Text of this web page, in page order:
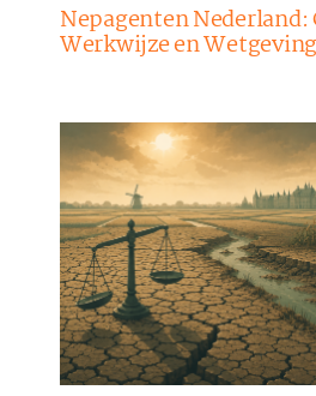
Nepagenten Nederland:
Werkwijze en Wetgeving